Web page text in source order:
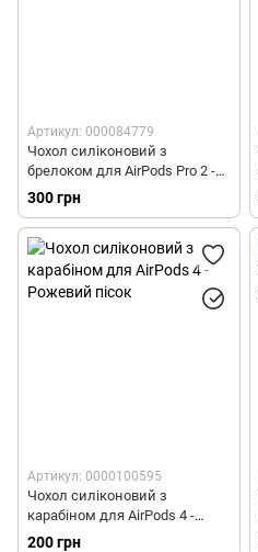
Артикул: 000084779
Чохол силіконовий з
брелоком для AirPods Pro 2 -
Рожевий
300 грн
Артикул: 0000100595
Чохол силіконовий з
карабіном для AirPods 4 -
Рожевий пісок
200 грн